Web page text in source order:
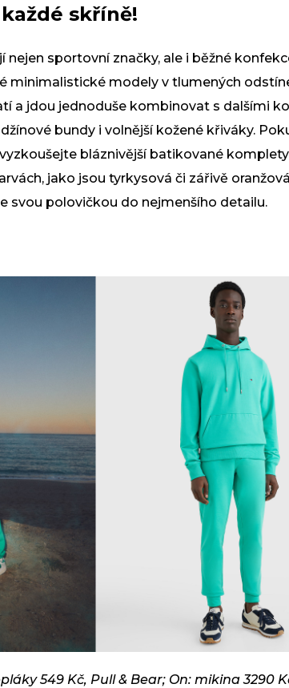
skříně!
nejen sportovní značky, ale i běžné
minimalistické modely v tlumených
a jdou jednoduše kombinovat s dalšími
bundy i volnější kožené křiváky.
bláznivější batikované
jako jsou tyrkysová či zářivě
svou polovičkou do nejmenšího detailu.
549 Kč, Pull & Bear; On: mikina 3290